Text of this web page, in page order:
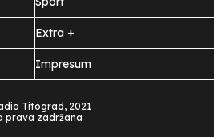
Extra +
Impresum
Titograd, 2021
prava zadržana